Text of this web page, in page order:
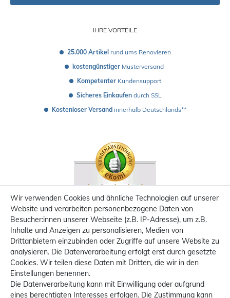
IHRE VORTEILE
25.000 Artikel rund ums Renovieren
kostengünstiger Musterversand
Kompetenter Kundensupport
Sicheres Einkaufen durch SSL
Kostenloser Versand innerhalb Deutschlands**
Wir verwenden Cookies und ähnliche Technologien auf unserer
Website und verarbeiten personenbezogene Daten von
Besucher:innen unserer Webseite (z.B. IP-Adresse), um z.B.
Inhalte und Anzeigen zu personalisieren, Medien von
Drittanbietern einzubinden oder Zugriffe auf unsere Website zu
analysieren. Die Datenverarbeitung erfolgt erst durch gesetzte
Cookies. Wir teilen diese Daten mit Dritten, die wir in den
Einstellungen benennen.
Die Datenverarbeitung kann mit Einwilligung oder aufgrund
eines berechtigten Interesses erfolgen. Die Zustimmung kann